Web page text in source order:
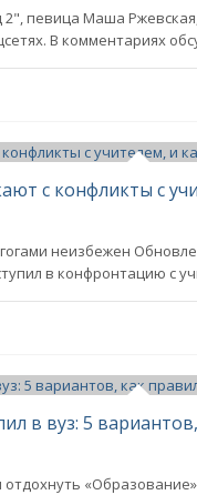
певица Маша
В комментариях
неизбежен
в конфронтацию с